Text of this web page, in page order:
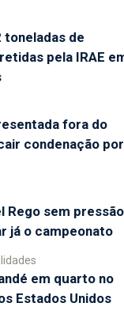
toneladas de
pela IRAE
fora do
condenação por
Rego sem pressão
já o campeonato
em quarto no
Estados Unidos